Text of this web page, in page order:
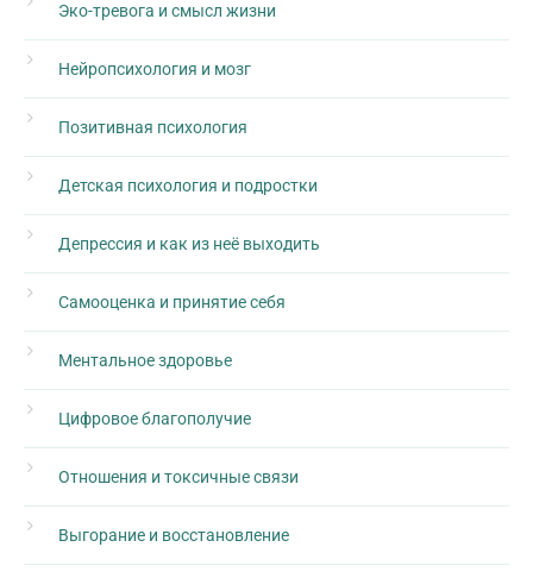
Эко-тревога и смысл жизни
Нейропсихология и мозг
Позитивная психология
Детская психология и подростки
Депрессия и как из неё выходить
Самооценка и принятие себя
Ментальное здоровье
Цифровое благополучие
Отношения и токсичные связи
Выгорание и восстановление